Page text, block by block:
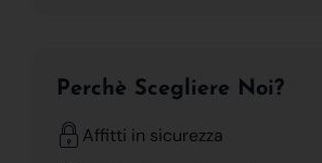
Perchè Scegliere Noi?
Affitti in sicurezza